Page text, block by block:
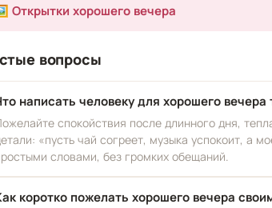
Открытки хорошего вечера
вопросы
написать человеку для хорошего вечера
спокойствия после длинного дня,
«пусть чай согреет, музыка успокоит, а
словами, без громких обещаний.
коротко пожелать хорошего вечера